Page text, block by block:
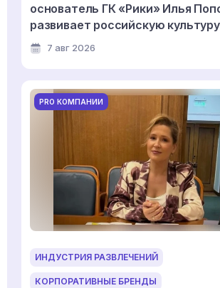
основатель ГК «Рики» Илья
развивает российскую культуру
дизайнерской игрушки
7 авг 2026
PRO КОМПАНИИ
ИНДУСТРИЯ РАЗВЛЕЧЕНИЙ
КОРПОРАТИВНЫЕ БРЕНДЫ